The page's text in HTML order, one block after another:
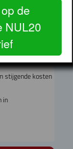
koeler
niet
stijgende kosten
in
de
NUL20